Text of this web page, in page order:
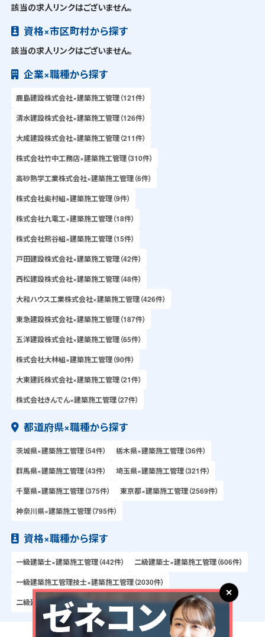
該当の求人リンクはございません。
資格×市区町村から探す
該当の求人リンクはございません。
企業×職種から探す
鹿島建設株式会社×建築施工管理（121件）
清水建設株式会社×建築施工管理（126件）
大成建設株式会社×建築施工管理（211件）
株式会社竹中工務店×建築施工管理（310件）
高砂熱学工業株式会社×建築施工管理（6件）
株式会社奥村組×建築施工管理（9件）
株式会社九電工×建築施工管理（18件）
株式会社熊谷組×建築施工管理（15件）
戸田建設株式会社×建築施工管理（42件）
西松建設株式会社×建築施工管理（48件）
大和ハウス工業株式会社×建築施工管理（426件）
東急建設株式会社×建築施工管理（187件）
五洋建設株式会社×建築施工管理（65件）
株式会社大林組×建築施工管理（90件）
大東建託株式会社×建築施工管理（21件）
株式会社きんでん×建築施工管理（27件）
都道府県×職種から探す
茨城県×建築施工管理（54件）
栃木県×建築施工管理（36件）
群馬県×建築施工管理（43件）
埼玉県×建築施工管理（321件）
千葉県×建築施工管理（375件）
東京都×建築施工管理（2569件）
神奈川県×建築施工管理（795件）
資格×職種から探す
一級建築士×建築施工管理（442件）
二級建築士×建築施工管理（606件）
一級建築施工管理技士×建築施工管理（2030件）
二級建築施工管理技士×建築施工管理（2032件）